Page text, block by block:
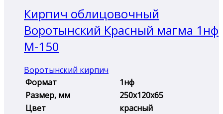
Кирпич облицовочный
Воротынский Красный магма 1нф
М-150
Воротынский кирпич
Формат
1нф
Размер, мм
250х120х65
Цвет
красный